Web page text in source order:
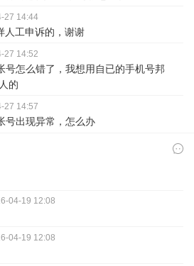
27 14:44
人工申诉的，谢谢
27 14:52
号怎么错了，我想用自已的手机号邦
的
27 14:57
号出现异常，怎么办
04-19 12:08
04-19 12:08